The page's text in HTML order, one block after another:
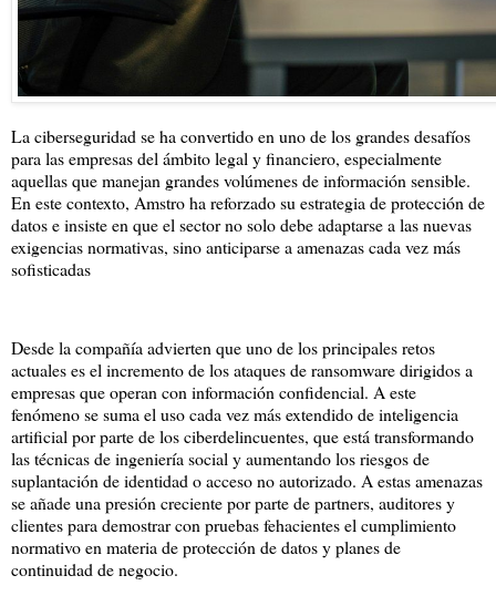
La ciberseguridad se ha convertido en uno de los grandes desafíos
para las empresas del ámbito legal y financiero, especialmente
aquellas que manejan grandes volúmenes de información sensible.
En este contexto, Amstro ha reforzado su estrategia de protección de
datos e insiste en que el sector no solo debe adaptarse a las nuevas
exigencias normativas, sino anticiparse a amenazas cada vez más
sofisticadas
Desde la compañía advierten que uno de los principales retos
actuales es el incremento de los ataques de ransomware dirigidos a
empresas que operan con información confidencial. A este
fenómeno se suma el uso cada vez más extendido de inteligencia
artificial por parte de los ciberdelincuentes, que está transformando
las técnicas de ingeniería social y aumentando los riesgos de
suplantación de identidad o acceso no autorizado. A estas amenazas
se añade una presión creciente por parte de partners, auditores y
clientes para demostrar con pruebas fehacientes el cumplimiento
normativo en materia de protección de datos y planes de
continuidad de negocio.